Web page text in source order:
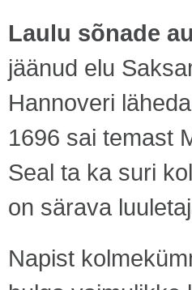
Laulu sõnade
jäänud elu
Hannoveri
1696 sai temast
Seal ta ka suri
on särava
Napist